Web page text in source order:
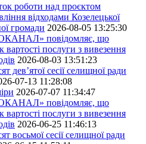
роботи над проєктом
відходами Козелецької
громади 2026-08-05 13:25:30
повідомляє, що
вартості послуги з вивезення
2026-08-03 13:51:23
дев’ятої сесії селищної ради
07-13 11:28:08
2026-07-07 11:34:47
повідомляє, що
вартості послуги з вивезення
2026-06-25 11:46:13
восьмої сесії селищної ради